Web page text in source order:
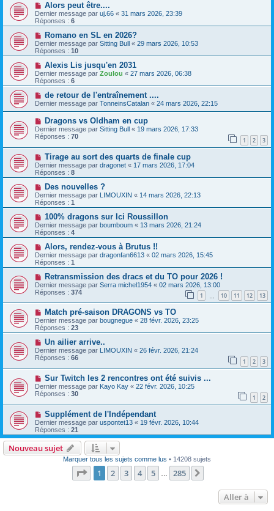
Alors peut être....
Dernier message par uj.66 « 31 mars 2026, 23:39
Réponses : 6
Romano en SL en 2026?
Dernier message par Sitting Bull « 29 mars 2026, 10:53
Réponses : 10
Alexis Lis jusqu'en 2031
Dernier message par Zoulou « 27 mars 2026, 06:38
Réponses : 6
de retour de l'entraînement ....
Dernier message par TonneinsCatalan « 24 mars 2026, 22:15
Dragons vs Oldham en cup
Dernier message par Sitting Bull « 19 mars 2026, 17:33
Réponses : 70 1 2 3
Tirage au sort des quarts de finale cup
Dernier message par dragonet « 17 mars 2026, 17:04
Réponses : 8
Des nouvelles ?
Dernier message par LIMOUXIN « 14 mars 2026, 22:13
Réponses : 1
100% dragons sur Ici Roussillon
Dernier message par boumboum « 13 mars 2026, 21:24
Réponses : 4
Alors, rendez-vous à Brutus !!
Dernier message par dragonfan6613 « 02 mars 2026, 15:45
Réponses : 1
Retransmission des dracs et du TO pour 2026 !
Dernier message par Serra michel1954 « 02 mars 2026, 13:00
Réponses : 374 1 10 11 12 13
Match pré-saison DRAGONS vs TO
Dernier message par bougnegue « 28 févr. 2026, 23:25
Réponses : 23
Un ailier arrive..
Dernier message par LIMOUXIN « 26 févr. 2026, 21:24
Réponses : 66 1 2 3
Sur Twitch les 2 rencontres ont été suivis ...
Dernier message par Kayo Kay « 22 févr. 2026, 10:25
Réponses : 30 1 2
Supplément de l'Indépendant
Dernier message par uspontet13 « 19 févr. 2026, 10:44
Réponses : 21
Nouveau sujet
Marquer tous les sujets comme lus • 14208 sujets
Page 1sur285
1 2 3 4 5 285
Aller à